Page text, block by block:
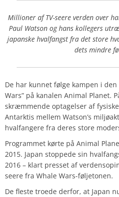
Millioner af TV-seere verden over
Paul Watson og hans kollegers
japanske hvalfangst fra det store
dets mindre
De har kunnet følge kampen i
Wars” på kanalen Animal Planet.
skræmmende optagelser af
Antarktis mellem Watson’s
hvalfangere fra deres store
Programmet kørte på Animal
2015. Japan stoppede sin
2016 – klart presset af
seere fra Whale Wars-føljetonen.
De fleste troede derfor, at Japan